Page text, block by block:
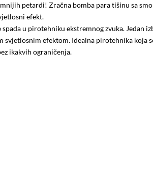
petardi! Zračna bomba para tišinu sa
efekt.
u pirotehniku ekstremnog zvuka. Jedan
svjetlosnim efektom. Idealna pirotehnika koja
ikakvih ograničenja.